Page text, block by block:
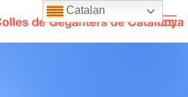
Catalan